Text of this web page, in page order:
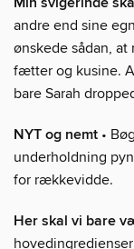
andre end sine
ønskede sådan,
fætter og kusine.
bare Sarah
NYT og nemt •
underholdning
for rækkevidde.
Her skal vi bare